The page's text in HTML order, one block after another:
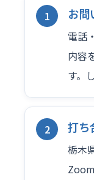
お問
電話
内容
す。
打ち
栃木